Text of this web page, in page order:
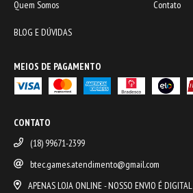
Quem Somos Contato
BLOG E DÚVIDAS
MEIOS DE PAGAMENTO
CONTATO
(18) 99671-2399
btec.games.atendimento@gmail.com
APENAS LOJA ONLINE - NOSSO ENVIO É DIGITAL